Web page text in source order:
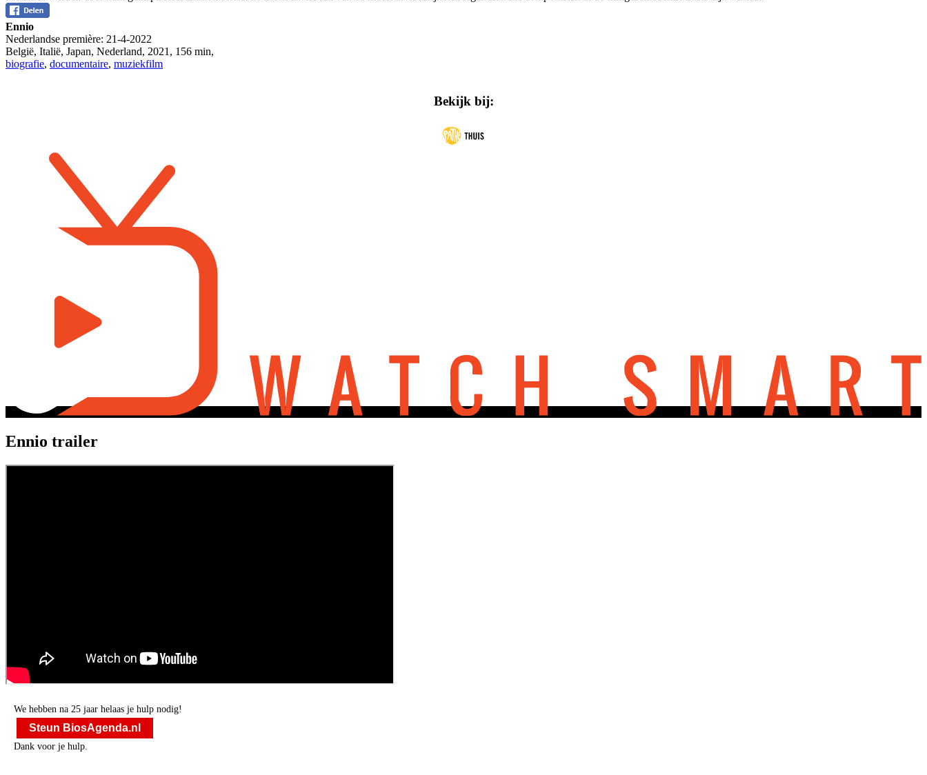
Ennio
Nederlandse première: 21-4-2022
België, Italië, Japan, Nederland, 2021 , 156 min,
biografie, documentaire, muziekfilm
Bekijk bij:
Ennio trailer
We hebben na 25 jaar helaas je hulp nodig!
Steun BiosAgenda.nl
Dank voor je hulp.